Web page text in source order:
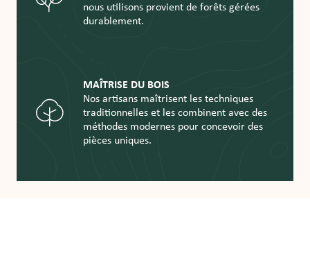
nous utilisons provient de forêts gérées
durablement.
MAÎTRISE DU BOIS
Nos artisans maîtrisent les techniques
traditionnelles et les combinent avec des
méthodes modernes pour concevoir des
pièces uniques.